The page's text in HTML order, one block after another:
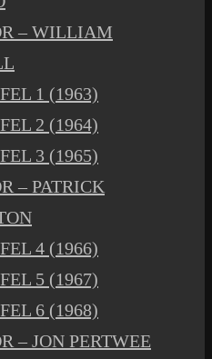
– WILLIAM
1 (1963)
2 (1964)
3 (1965)
– PATRICK
4 (1966)
5 (1967)
6 (1968)
– JON PERTWEE